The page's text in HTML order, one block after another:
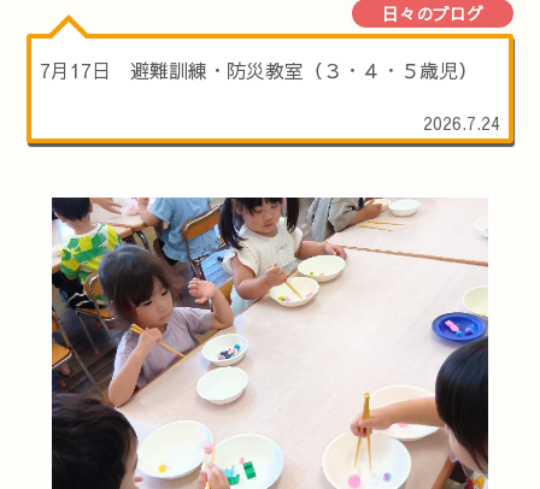
日々のブログ
7月17日 避難訓練・防災教室（３・４・５歳児）
2026.7.24